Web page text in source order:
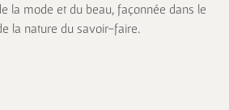
la mode et du beau, façonnée dans le
la nature du savoir-faire.